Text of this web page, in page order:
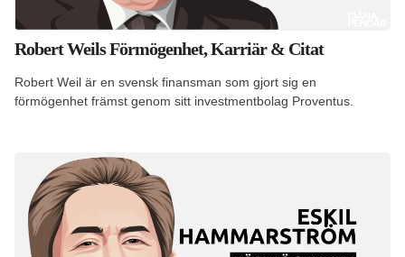
Robert Weils Förmögenhet, Karriär & Citat
Robert Weil är en svensk finansman som gjort sig en
förmögenhet främst genom sitt investmentbolag Proventus.